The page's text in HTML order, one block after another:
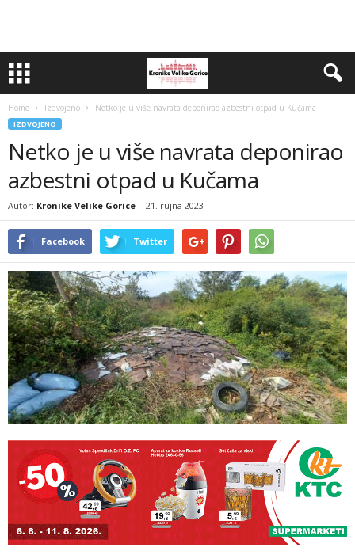
Home Izdvojeno Netko je u više navrata deponirao azbestni otpad u Kučama
IZDVOJENO
Netko je u više navrata deponirao
azbestni otpad u Kučama
Autor: Kronike Velike Gorice - 21. rujna 2023
Facebook Twitter